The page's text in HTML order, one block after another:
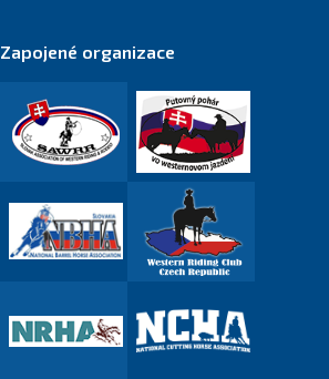
Zapojené organizace